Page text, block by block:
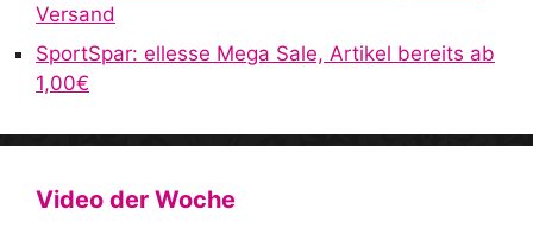
Versand
SportSpar: ellesse Mega Sale, Artikel bereits ab
1,00€
Video der Woche